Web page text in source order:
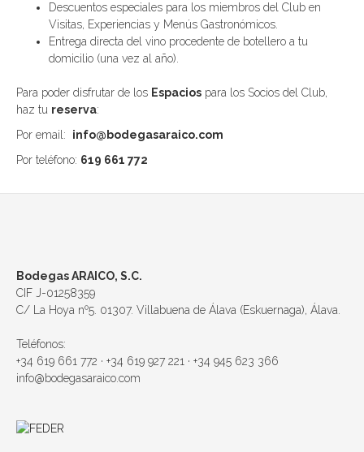
Descuentos especiales para los miembros del Club en
Visitas, Experiencias y Menús Gastronómicos.
Entrega directa del vino procedente de botellero a tu
domicilio (una vez al año).
Para poder disfrutar de los Espacios para los Socios del Club,
haz tu reserva:
Por email: info@bodegasaraico.com
Por teléfono: 619 661 772
Bodegas ARAICO, S.C.
CIF J-01258359
C/ La Hoya nº5. 01307. Villabuena de Álava (Eskuernaga), Álava.
Teléfonos:
+34 619 661 772 · +34 619 927 221 · +34 945 623 366
info@bodegasaraico.com